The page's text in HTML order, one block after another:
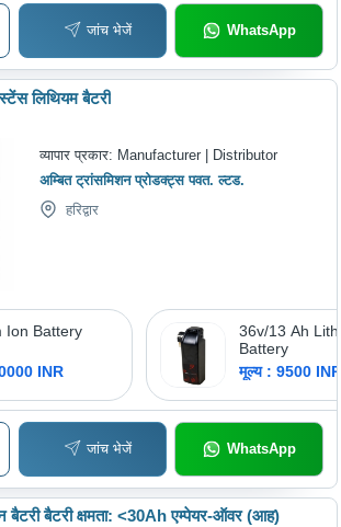
जांच भेजें WhatsApp
लिथियम बैटरी
व्यापार प्रकार: Manufacturer | Distributor
अम्बित ट्रांसमिशन प्रोडक्ट्स पवत. ल्टड.
हरिद्वार
Ion Battery
INR
36v/13 Ah
Battery
मूल्य : 9500
जांच भेजें WhatsApp
बैटरी क्षमता: <30Ah एम्पेयर-ऑवर (आह)